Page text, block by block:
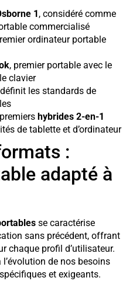
1, considéré comme
commercialisé
ordinateur portable
, premier portable avec le
clavier
les standards de
hybrides 2-en-1
de tablette et d’ordinateur
:
adapté à
se caractérise
sans précédent, offrant
chaque profil d’utilisateur.
de nos besoins
et exigeants.